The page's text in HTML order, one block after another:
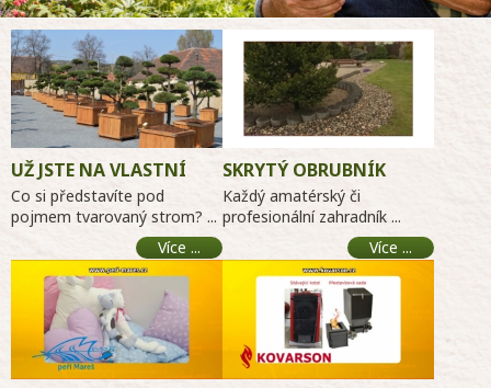
UŽ JSTE NA VLASTNÍ
OČI VIDĚLI OBROVSKÉ
ZAHRADNÍ BONSAJE?
Co si představíte pod
pojmem tvarovaný strom? ...
Více ...
SKRYTÝ OBRUBNÍK
Každý amatérský či
profesionální zahradník ...
Více ...